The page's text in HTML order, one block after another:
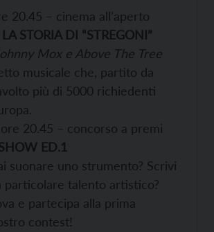
20.45 – cinema all’aperto
STORIA DI “STREGONI”
Mox e Above The Tree
musicale che, partito da
più di 5000 richiedenti
20.45 – concorso a premi
ED.1
suonare uno strumento? Scrivi
particolare talento artistico?
e partecipa alla prima
contest!